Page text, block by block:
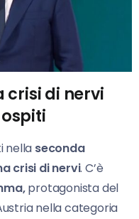
crisi di nervi
nella seconda
crisi di nervi. C’è
protagonista del
nella categoria